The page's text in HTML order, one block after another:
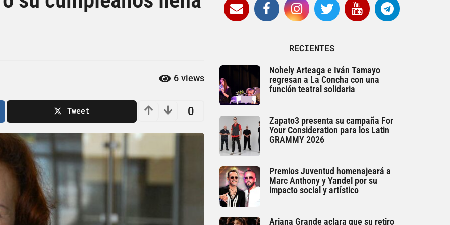
6 views
0
Tweet
RECIENTES
Nohely Arteaga e Iván Tamayo
regresan a La Concha con una
función teatral solidaria
Zapato3 presenta su campaña For
Your Consideration para los Latin
GRAMMY 2026
Premios Juventud homenajeará a
Marc Anthony y Yandel por su
impacto social y artístico
Ariana Grande aclara que su retiro